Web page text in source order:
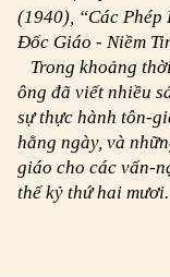
(1940), “Các Phép
Đốc Giáo - Niềm
Trong khoảng
ông đã viết nhiều
sự thực hành tôn-
hằng ngày, và
giáo cho các vấn-
thế kỷ thứ hai mươi.